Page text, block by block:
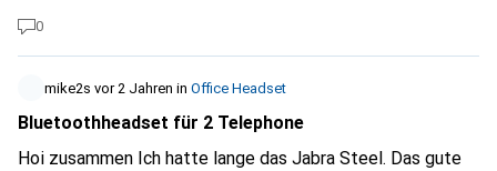
das mal angepasst werden könnte.
0
mike2s vor 2 Jahren in Office Headset
Bluetoothheadset für 2 Telephone
Hoi zusammen Ich hatte lange das Jabra Steel. Das gute